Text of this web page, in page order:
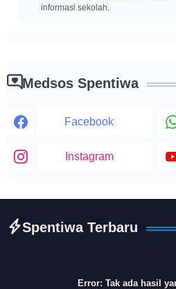
informasi sekolah.
Medsos Spentiwa
Facebook
Instagram
Spentiwa Terbaru
Error: Tak ada hasil